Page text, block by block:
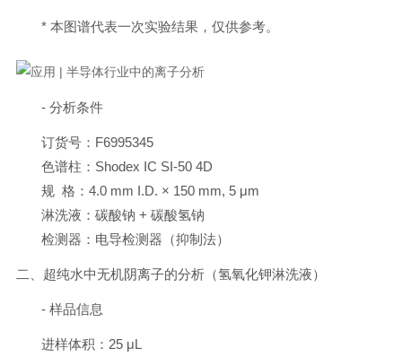
* 本图谱代表一次实验结果，仅供参考。
- 分析条件
订货号：F6995345
色谱柱：Shodex IC SI-50 4D
规 格：4.0 mm I.D. × 150 mm, 5 μm
淋洗液：碳酸钠 + 碳酸氢钠
检测器：电导检测器（抑制法）
二、超纯水中无机阴离子的分析（氢氧化钾淋洗液）
- 样品信息
进样体积：25 μL